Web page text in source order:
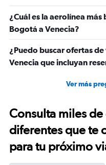
¿Cuál es la aerolínea
Bogotá a Venecia?
¿Puedo buscar ofertas
Venecia que incluyan
Ver más
Consulta miles
diferentes que te
para tu próximo